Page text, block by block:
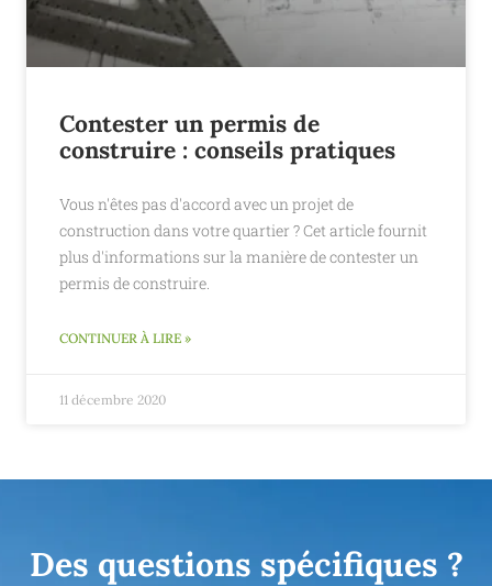
Contester un permis de
construire : conseils pratiques
Vous n'êtes pas d'accord avec un projet de
construction dans votre quartier ? Cet article fournit
plus d'informations sur la manière de contester un
permis de construire.
CONTINUER À LIRE »
11 décembre 2020
Des questions spécifiques ?